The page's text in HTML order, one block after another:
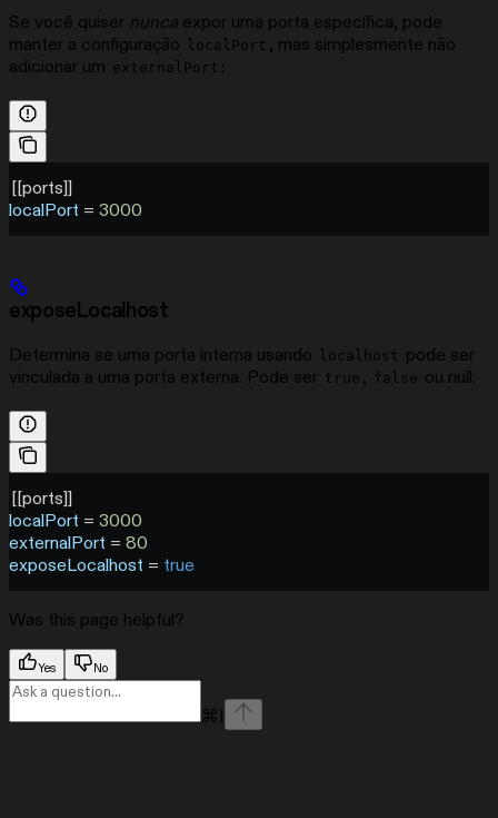
Se você quiser nunca expor uma porta específica, pode
manter a configuração
localPort , mas simplesmente não
adicionar um externalPort :
[[ports]]
localPort = 3000
exposeLocalhost
Determina se uma porta interna usando localhost pode ser
vinculada a uma porta externa. Pode ser true , false ou null.
[[ports]]
localPort = 3000
externalPort = 80
exposeLocalhost = true
Was this page helpful?
Yes No
⌘ I